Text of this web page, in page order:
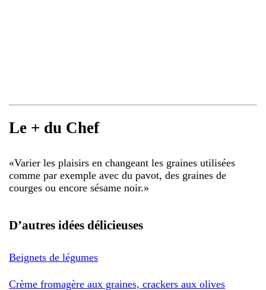
Le + du Chef
«Varier les plaisirs en changeant les graines utilisées
comme par exemple avec du pavot, des graines de
courges ou encore sésame noir.»
D’autres idées délicieuses
Beignets de légumes
Crème fromagère aux graines, crackers aux olives